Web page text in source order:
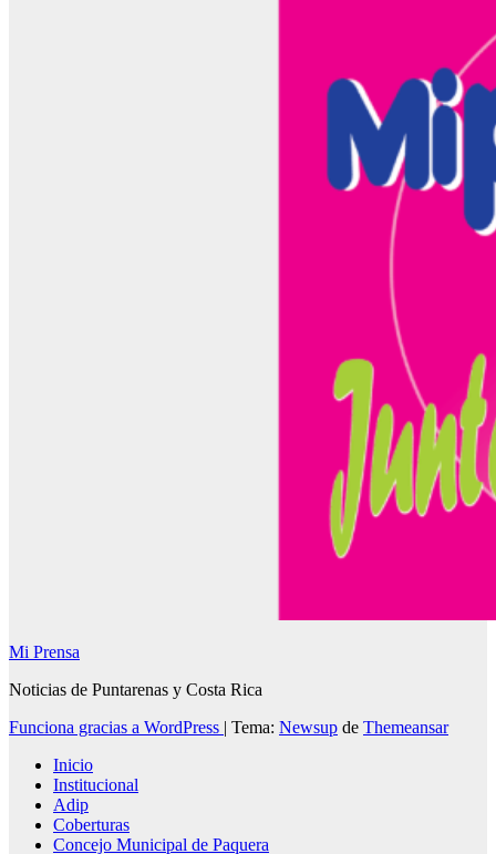
Mi Prensa
Noticias de Puntarenas y Costa Rica
Funciona gracias a WordPress | Tema: Newsup de Themeansar
Inicio
Institucional
Adip
Coberturas
Concejo Municipal de Paquera